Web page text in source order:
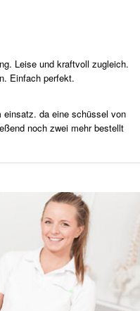
Leise und kraftvoll zugleich.
Einfach perfekt.
da eine schüssel von
noch zwei mehr bestellt